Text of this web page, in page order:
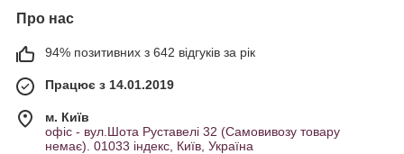
Про нас
94% позитивних з 642 відгуків за рік
Працює з 14.01.2019
м. Київ
офіс - вул.Шота Руставелі 32 (Самовивозу товару
немає). 01033 індекс, Київ, Україна